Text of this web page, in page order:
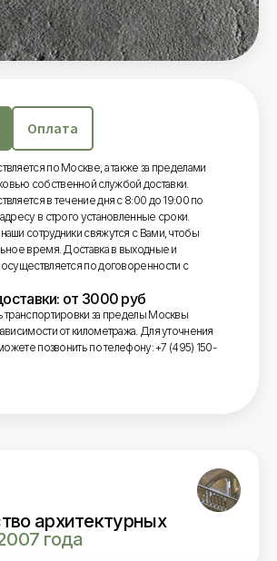
Оплата
по Москве, а также за пределами
собственной службой доставки.
в течение дня с 8:00 до 19:00 по
в строго установленные сроки.
сотрудники свяжутся с Вами, чтобы
время. Доставка в выходные и
по договоренности с
от 3000 руб
транспортировки за пределы Москвы
от километража. Для уточнения
позвонить по телефону: +7 (495) 150-
архитектурных
года